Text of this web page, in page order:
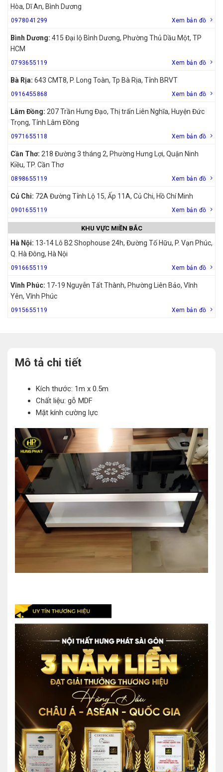
Hòa, Dĩ An, Bình Dương
0978041299 Xem bản đồ
Bình Dương: 415 Đại lộ Bình Dương, Phường Thủ Dầu Một, TP
HCM
0793655119 Xem bản đồ
Bà Rịa: 643 CMT8, P. Long Toàn, Tp Bà Rịa, Tỉnh BRVT
0916455868 Xem bản đồ
Lâm Đồng: 207 Trần Hưng Đạo, Thị trấn Liên Nghĩa, Huyện Đức
Trọng, Tỉnh Lâm Đồng
0971655118 Xem bản đồ
Cần Thơ: 218 Đường 3 tháng 2, Phường Hưng Lợi, Quận Ninh
Kiều, TP. Cần Thơ
0898655119 Xem bản đồ
Củ Chi: 72A Đường Tỉnh Lộ 15, Ấp 11A, Củ Chi, Hồ Chí Minh
0901655119 Xem bản đồ
KHU VỰC MIỀN BẮC
Hà Nội: 13-14 Lô B2 Shophouse 24h, Đường Tố Hữu, P. Vạn Phúc,
Q. Hà Đông, Hà Nội
0916655119 Xem bản đồ
Vĩnh Phúc: 17-19 Nguyễn Tất Thành, Phường Liên Bảo, Vĩnh
Yên, Vĩnh Phúc
0915655119 Xem bản đồ
Mô tả chi tiết
Kích thước: 1m x 0.5m
Chất liệu: gỗ MDF
Mặt kính cường lực